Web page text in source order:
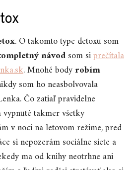
. O takomto type detoxu som
návodsom siprečítala
. Mnohé bodyrobím
som ho neasbolvovala
Čo zatiaľ pravidelne
takmer všetky
v noci na letovom režime, pred
si nepozerám sociálne siete a
ma od knihy neotrhne ani